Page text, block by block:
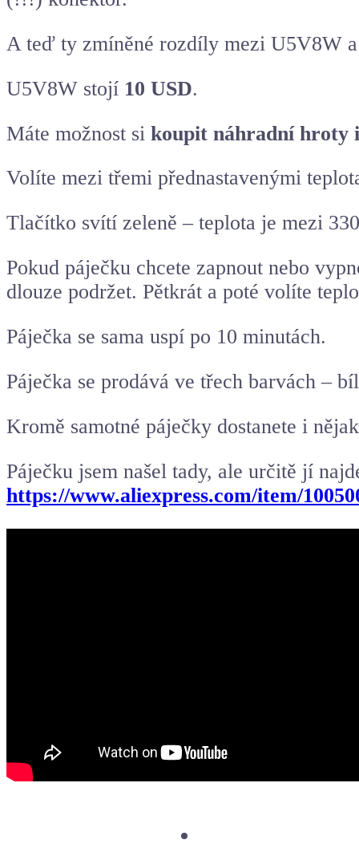
A teď ty zmíněné rozdíly mezi U5V8W
U5V8W stojí 10 USD.
Máte možnost si koupit náhradní hroty
Volíte mezi třemi přednastavenými
Tlačítko svítí zeleně – teplota je mezi
Pokud páječku chcete zapnout nebo
dlouze podržet. Pětkrát a poté volíte
Páječka se sama uspí po 10 minutách.
Páječka se prodává ve třech barvách –
Kromě samotné páječky dostanete i
Páječku jsem našel tady, ale určitě jí
https://www.aliexpress.com/item/